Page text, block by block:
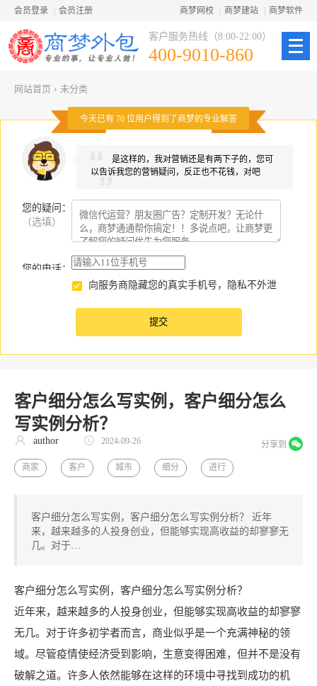
会员登录 会员注册 商梦网校 商梦建站 商梦软件
客户服务热线（8:00-22:00）
400-9010-860
网站首页 › 未分类
今天已有 70 位用户得到了商梦的专业解答
是这样的，我对营销还是有两下子的，您可
以告诉我您的营销疑问，反正也不花钱，对吧
您的疑问
（选填）
：
您的电话：
向服务商隐藏您的真实手机号，隐私不外泄
客户细分怎么写实例，客户细分怎么
写实例分析？
分享到
author 2024-09-26
商家 客户 城市 细分 进行
客户细分怎么写实例，客户细分怎么写实例分析？ 近年
来，越来越多的人投身创业，但能够实现高收益的却寥寥无
几。对于…
客户细分怎么写实例，客户细分怎么写实例分析？
近年来，越来越多的人投身创业，但能够实现高收益的却寥寥
无几。对于许多初学者而言，商业似乎是一个充满神秘的领
域。尽管疫情使经济受到影响，生意变得困难，但并不是没有
破解之道。许多人依然能够在这样的环境中寻找到成功的机